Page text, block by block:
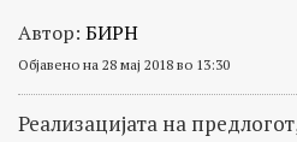
Автор: БИРН
Објавено на 28 мај 2018 во 13:30
Реализацијата на